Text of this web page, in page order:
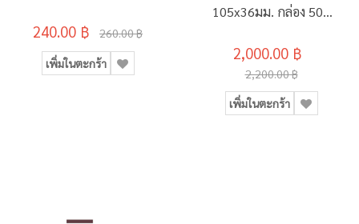
240.00 ฿ 260.00 ฿
เพิ่มในตะกร้า
105x36มม. กล่อง 500
2,000.00 ฿
2,200.00 ฿
เพิ่มในตะกร้า